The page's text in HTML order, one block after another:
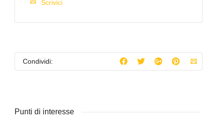
Scrivici
Condividi:
Punti di interesse